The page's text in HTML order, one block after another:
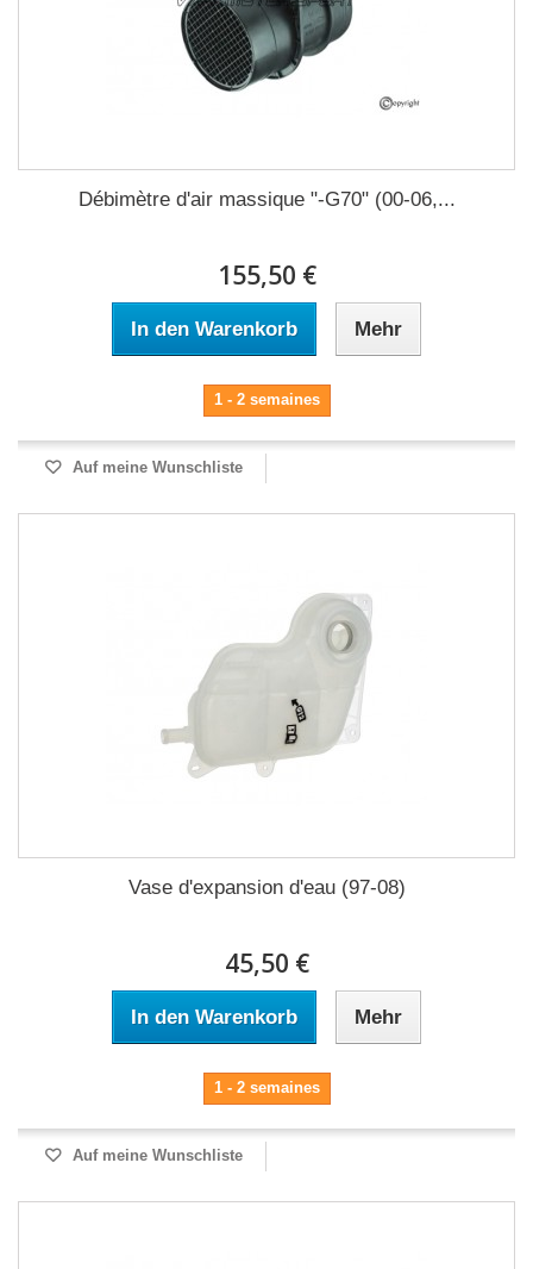
Débimètre d'air massique "-G70" (00-06,...
155,50 €
In den Warenkorb Mehr
1 - 2 semaines
Auf meine Wunschliste
Vase d'expansion d'eau (97-08)
45,50 €
In den Warenkorb Mehr
1 - 2 semaines
Auf meine Wunschliste